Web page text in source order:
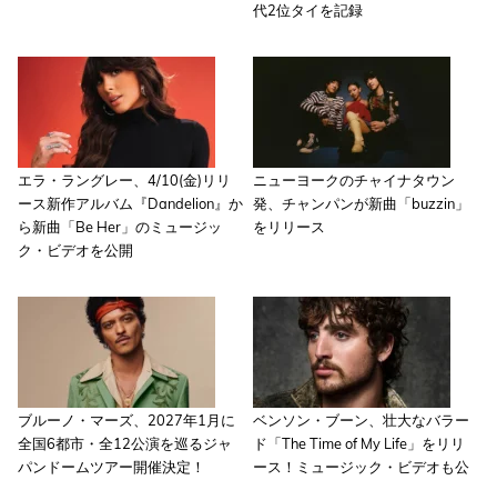
代2位タイを記録
エラ・ラングレー、4/10(金)リリ
ース新作アルバム『Dandelion』か
ら新曲「Be Her」のミュージッ
ク・ビデオを公開
ニューヨークのチャイナタウン
発、チャンパンが新曲「buzzin」
をリリース
ブルーノ・マーズ、2027年1月に
全国6都市・全12公演を巡るジャ
パンドームツアー開催決定！
ベンソン・ブーン、壮大なバラー
ド「The Time of My Life」をリリ
ース！ミュージック・ビデオも公